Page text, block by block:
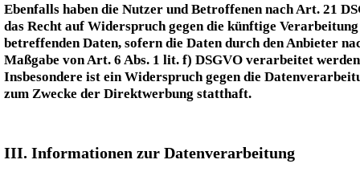
Ebenfalls haben die Nutzer und Betroffenen nach Art. 21
das Recht auf Widerspruch gegen die künftige
betreffenden Daten, sofern die Daten durch den Anbieter
Maßgabe von Art. 6 Abs. 1 lit. f) DSGVO verarbeitet
Insbesondere ist ein Widerspruch gegen die
zum Zwecke der Direktwerbung statthaft.
III. Informationen zur Datenverarbeitung